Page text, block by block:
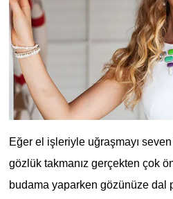
Eğer el işleriyle uğraşmayı
gözlük takmanız gerçekten çok
budama yaparken gözünüze dal